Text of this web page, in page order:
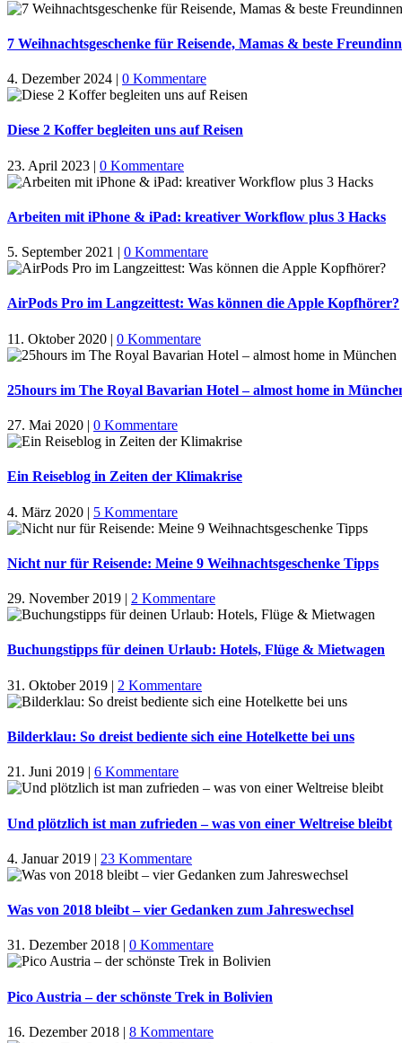
7 Weihnachtsgeschenke für Reisende, Mamas & beste
4. Dezember 2024 | 0 Kommentare
Diese 2 Koffer begleiten uns auf Reisen
23. April 2023 | 0 Kommentare
Arbeiten mit iPhone & iPad: kreativer Workflow plus 3 Hacks
5. September 2021 | 0 Kommentare
AirPods Pro im Langzeittest: Was können die Apple Kopfhörer?
11. Oktober 2020 | 0 Kommentare
25hours im The Royal Bavarian Hotel – almost home in
27. Mai 2020 | 0 Kommentare
Ein Reiseblog in Zeiten der Klimakrise
4. März 2020 | 5 Kommentare
Nicht nur für Reisende: Meine 9 Weihnachtsgeschenke Tipps
29. November 2019 | 2 Kommentare
Buchungstipps für deinen Urlaub: Hotels, Flüge & Mietwagen
31. Oktober 2019 | 2 Kommentare
Bilderklau: So dreist bediente sich eine Hotelkette bei uns
21. Juni 2019 | 6 Kommentare
Und plötzlich ist man zufrieden – was von einer Weltreise bleibt
4. Januar 2019 | 23 Kommentare
Was von 2018 bleibt – vier Gedanken zum Jahreswechsel
31. Dezember 2018 | 0 Kommentare
Pico Austria – der schönste Trek in Bolivien
16. Dezember 2018 | 8 Kommentare